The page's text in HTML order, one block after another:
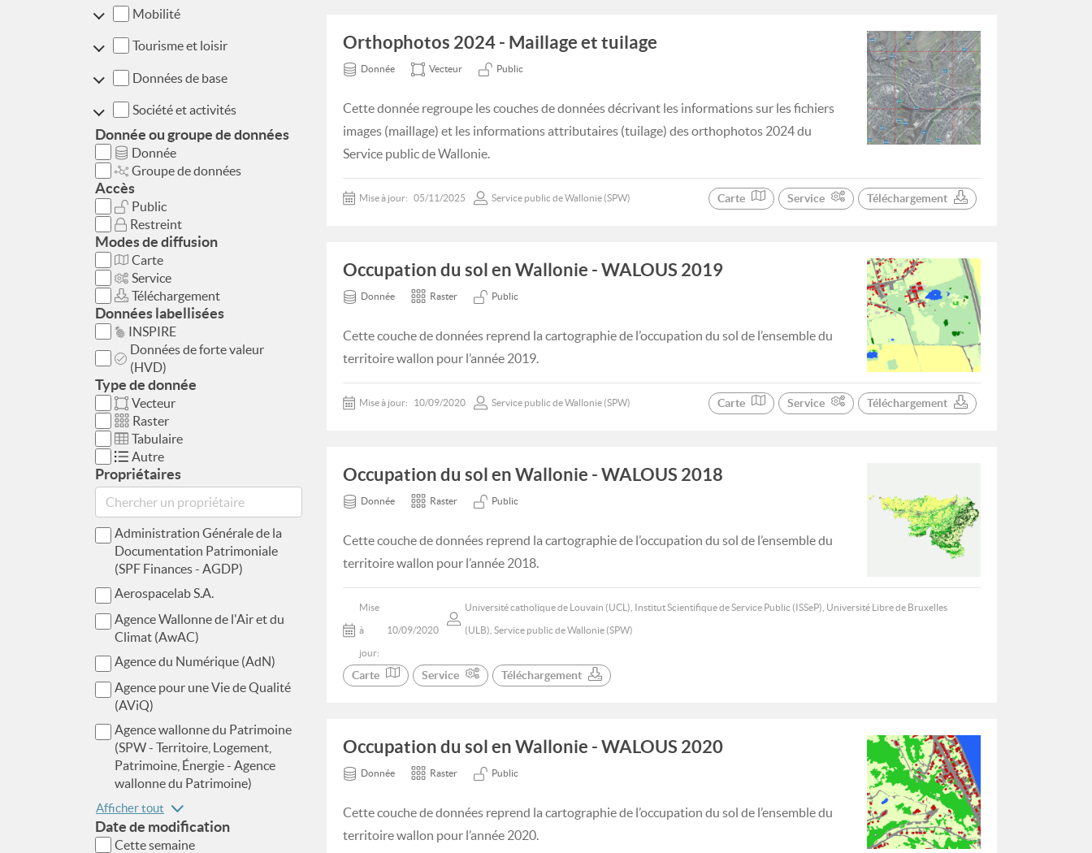
Mobilité
Tourisme et loisir
Données de base
Société et activités
Donnée ou groupe de données
Donnée
Groupe de données
Accès
Public
Restreint
Modes de diffusion
Carte
Service
Téléchargement
Données labellisées
INSPIRE
Données de forte valeur
(HVD)
Type de donnée
Vecteur
Raster
Tabulaire
Autre
Propriétaires
Administration Générale de la
Documentation Patrimoniale
(SPF Finances - AGDP)
Aerospacelab S.A.
Agence Wallonne de l'Air et du
Climat (AwAC)
Agence du Numérique (AdN)
Agence pour une Vie de Qualité
(AViQ)
Agence wallonne du Patrimoine
(SPW - Territoire, Logement,
Patrimoine, Énergie - Agence
wallonne du Patrimoine)
Afficher tout
Date de modification
Cette semaine
Orthophotos 2024 - Maillage et tuilage
Donnée Vecteur Public
Cette donnée regroupe les couches de données décrivant les informations sur les fichiers
images (maillage) et les informations attributaires (tuilage) des orthophotos 2024 du
Service public de Wallonie.
Mise à jour: 05/11/2025 Service public de Wallonie (SPW) Carte Service Téléchargement
Occupation du sol en Wallonie - WALOUS 2019
Donnée Raster Public
Cette couche de données reprend la cartographie de l’occupation du sol de l’ensemble du
territoire wallon pour l’année 2019.
Mise à jour: 10/09/2020 Service public de Wallonie (SPW) Carte Service Téléchargement
Occupation du sol en Wallonie - WALOUS 2018
Donnée Raster Public
Cette couche de données reprend la cartographie de l’occupation du sol de l’ensemble du
territoire wallon pour l’année 2018.
Mise
à
jour:
10/09/2020
Université catholique de Louvain (UCL), Institut Scientifique de Service Public (ISSeP), Université Libre de Bruxelles
(ULB), Service public de Wallonie (SPW)
Carte Service Téléchargement
Occupation du sol en Wallonie - WALOUS 2020
Donnée Raster Public
Cette couche de données reprend la cartographie de l’occupation du sol de l’ensemble du
territoire wallon pour l’année 2020.